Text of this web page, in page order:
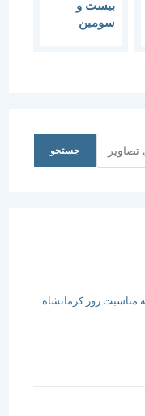
بیست و
سومین
جستجو
روز کرمانشاه